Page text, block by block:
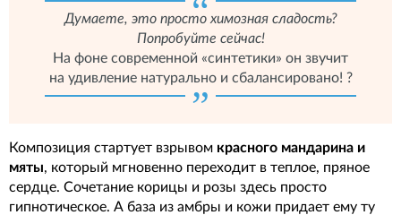
Думаете, это просто химозная сладость?
Попробуйте сейчас!
На фоне современной «синтетики» он звучит
на удивление натурально и сбалансировано! ?
Композиция стартует взрывом красного мандарина и
мяты, который мгновенно переходит в теплое, пряное
сердце. Сочетание корицы и розы здесь просто
гипнотическое. А база из амбры и кожи придает ему ту